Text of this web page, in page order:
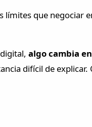
que negociar
digital,algo cambia
difícil de